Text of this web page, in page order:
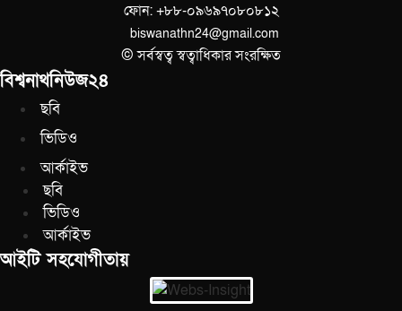
ফোন: +৮৮-০৯৬৯৭০৮০৮১২
biswanathn24@gmail.com
© সর্বস্বত্ব স্বত্বাধিকার সংরক্ষিত
বিশ্বনাথনিউজ২৪
ছবি
ভিডিও
আর্কাইভ
ছবি
ভিডিও
আর্কাইভ
আইটি সহযোগীতায়